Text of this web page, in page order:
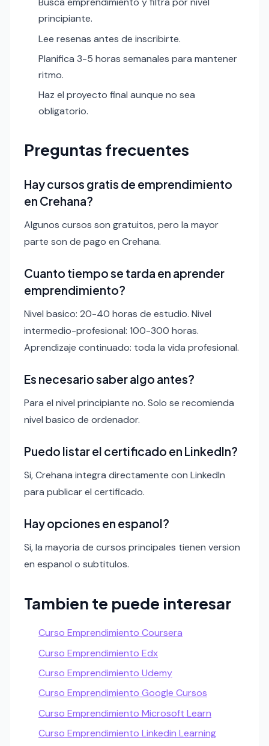
principiante.
Lee resenas antes de inscribirte.
Planifica 3-5 horas semanales para mantener
ritmo.
Haz el proyecto final aunque no sea
obligatorio.
Preguntas frecuentes
Hay cursos gratis de emprendimiento
en Crehana?
Algunos cursos son gratuitos, pero la mayor
parte son de pago en Crehana.
Cuanto tiempo se tarda en aprender
emprendimiento?
Nivel basico: 20-40 horas de estudio. Nivel
intermedio-profesional: 100-300 horas.
Aprendizaje continuado: toda la vida profesional.
Es necesario saber algo antes?
Para el nivel principiante no. Solo se recomienda
nivel basico de ordenador.
Puedo listar el certificado en LinkedIn?
Si, Crehana integra directamente con LinkedIn
para publicar el certificado.
Hay opciones en espanol?
Si, la mayoria de cursos principales tienen version
en espanol o subtitulos.
Tambien te puede interesar
Curso Emprendimiento Coursera
Curso Emprendimiento Edx
Curso Emprendimiento Udemy
Curso Emprendimiento Google Cursos
Curso Emprendimiento Microsoft Learn
Curso Emprendimiento Linkedin Learning